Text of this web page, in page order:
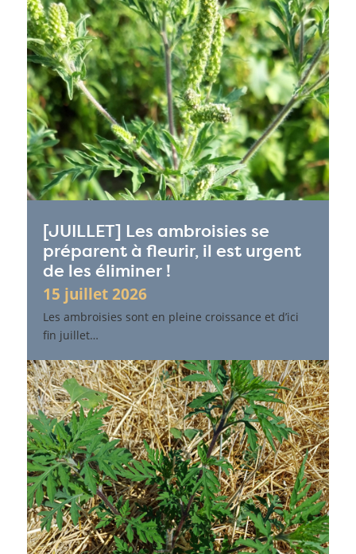
[JUILLET] Les ambroisies se
préparent à fleurir, il est urgent
de les éliminer !
15 juillet 2026
Les ambroisies sont en pleine croissance et d’ici
fin juillet…